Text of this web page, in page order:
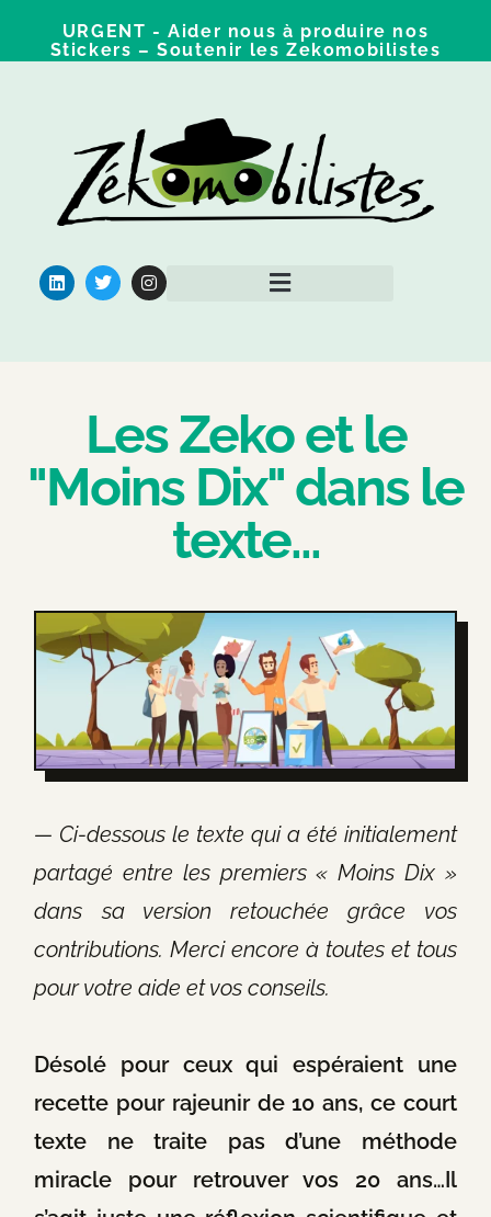
URGENT - Aider nous à produire nos
Stickers – Soutenir les Zekomobilistes
Les Zeko et le
"Moins Dix" dans le
texte...
— Ci-dessous le texte qui a été initialement
partagé entre les premiers « Moins Dix »
dans sa version retouchée grâce vos
contributions. Merci encore à toutes et tous
pour votre aide et vos conseils.
Désolé pour ceux qui espéraient une
recette pour rajeunir de 10 ans, ce court
texte ne traite pas d’une méthode
miracle pour retrouver vos 20 ans…Il